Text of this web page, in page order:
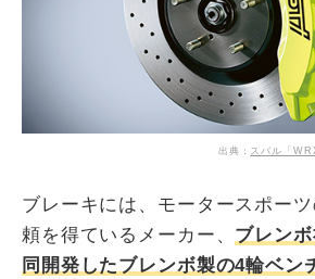
出典： スバル「
ブレーキには、モータースポー
頼を得ているメーカー、 ブレン
同開発したブレンボ製の4輪ベン